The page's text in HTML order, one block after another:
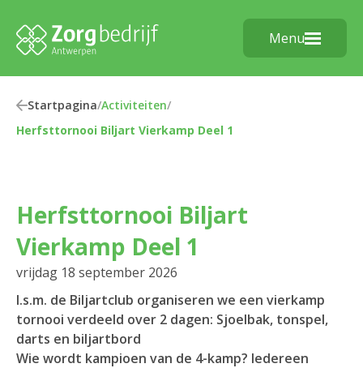
Menu
Startpagina/Activiteiten/
Herfsttornooi Biljart Vierkamp Deel 1
Herfsttornooi Biljart
Vierkamp Deel 1
vrijdag 18 september 2026
I.s.m. de Biljartclub organiseren we een vierkamp
tornooi verdeeld over 2 dagen: Sjoelbak, tonspel,
darts en biljartbord
Wie wordt kampioen van de 4-kamp? Iedereen